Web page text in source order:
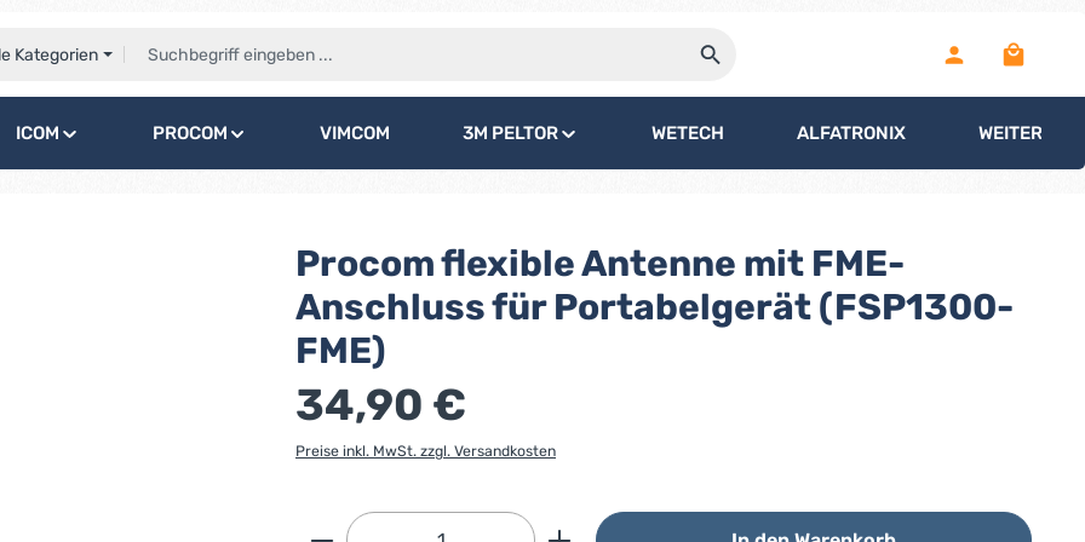
Kategorien
ICOM PROCOM VIMCOM 3M PELTOR WETECH ALFATRONIX WEITERE
Procom flexible Antenne mit FME-
Anschluss für Portabelgerät (FSP1300-
FME)
34,90 €
Preise inkl. MwSt. zzgl. Versandkosten
Produkt Anzahl: Gib den gewünschten Wert ein oder